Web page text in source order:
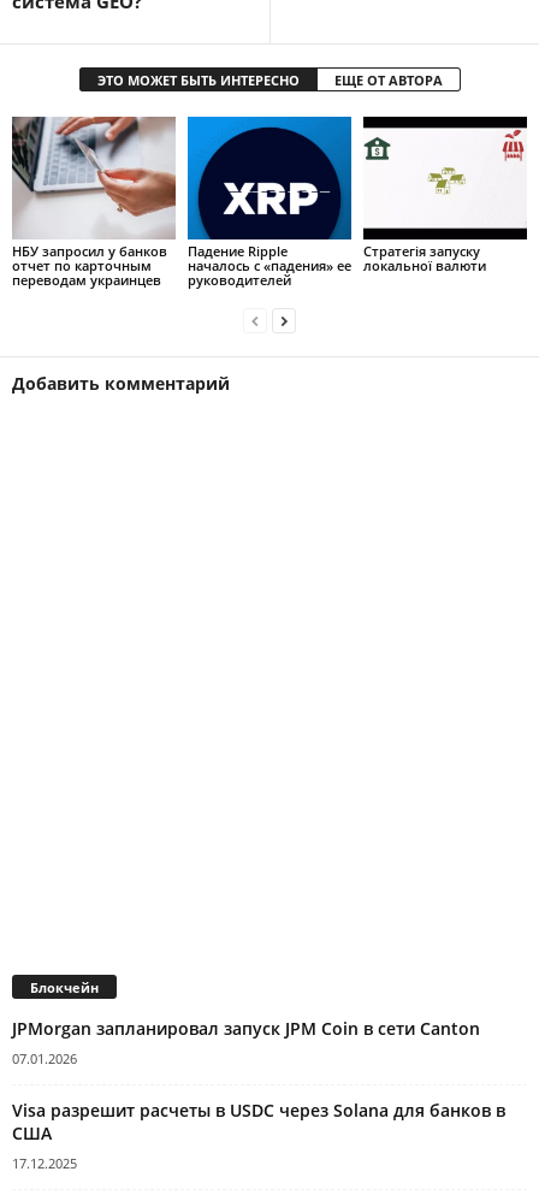
ЭТО МОЖЕТ БЫТЬ ИНТЕРЕСНО ЕЩЕ ОТ АВТОРА
НБУ запросил у банков
отчет по карточным
переводам украинцев
Падение Ripple
началось с «падения» ее
руководителей
Стратегія запуску
локальної валюти
Добавить комментарий
Блокчейн
JPMorgan запланировал запуск JPM Coin в сети Canton
07.01.2026
Visa разрешит расчеты в USDC через Solana для банков в
США
17.12.2025